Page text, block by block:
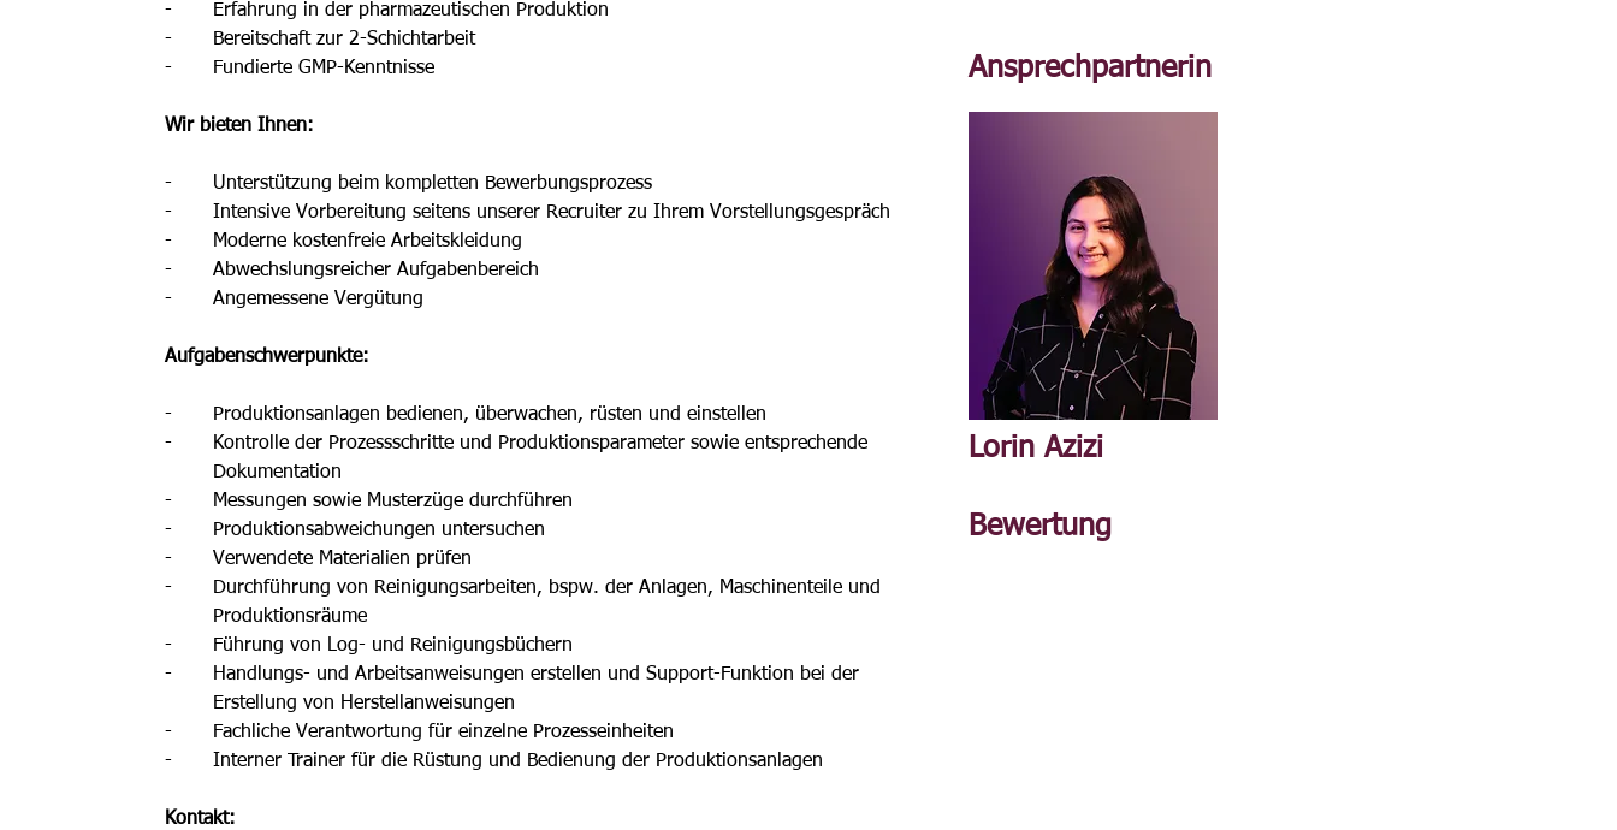
-	Erfahrung in der pharmazeutischen Produktion
-	Bereitschaft zur 2-Schichtarbeit
-	Fundierte GMP-Kenntnisse
Wir bieten Ihnen:
-	Unterstützung beim kompletten Bewerbungsprozess
-	Intensive Vorbereitung seitens unserer Recruiter zu Ihrem Vorstellungsgespräch
-	Moderne kostenfreie Arbeitskleidung
-	Abwechslungsreicher Aufgabenbereich
-	Angemessene Vergütung
Aufgabenschwerpunkte:
-	Produktionsanlagen bedienen, überwachen, rüsten und einstellen
-	Kontrolle der Prozessschritte und Produktionsparameter sowie entsprechende
	Dokumentation
-	Messungen sowie Musterzüge durchführen
-	Produktionsabweichungen untersuchen
-	Verwendete Materialien prüfen
-	Durchführung von Reinigungsarbeiten, bspw. der Anlagen, Maschinenteile und
	Produktionsräume
-	Führung von Log- und Reinigungsbüchern
-	Handlungs- und Arbeitsanweisungen erstellen und Support-Funktion bei der
	Erstellung von Herstellanweisungen
-	Fachliche Verantwortung für einzelne Prozesseinheiten
-	Interner Trainer für die Rüstung und Bedienung der Produktionsanlagen
Kontakt:
Ansprechpartnerin
Lorin Azizi
Bewertung